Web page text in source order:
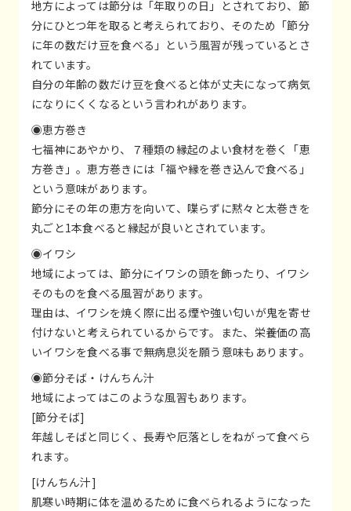
地方によっては節分は「年取りの日」とされており、節
分にひとつ年を取ると考えられており、そのため「節分
に年の数だけ豆を食べる」という風習が残っているとさ
れています。
自分の年齢の数だけ豆を食べると体が丈夫になって病気
になりにくくなるという言われがあります。
◉恵方巻き
七福神にあやかり、７種類の縁起のよい食材を巻く「恵
方巻き」。恵方巻きには「福や縁を巻き込んで食べる」
という意味があります。
節分にその年の恵方を向いて、喋らずに黙々と太巻きを
丸ごと1本食べると縁起が良いとされています。
◉イワシ
地域によっては、節分にイワシの頭を飾ったり、イワシ
そのものを食べる風習があります。
理由は、イワシを焼く際に出る煙や強い匂いが鬼を寄せ
付けないと考えられているからです。また、栄養価の高
いイワシを食べる事で無病息災を願う意味もあります。
◉節分そば・けんちん汁
地域によってはこのような風習もあります。
[節分そば]
年越しそばと同じく、長寿や厄落としをねがって食べら
れます。
[けんちん汁]
肌寒い時期に体を温めるために食べられるようになった